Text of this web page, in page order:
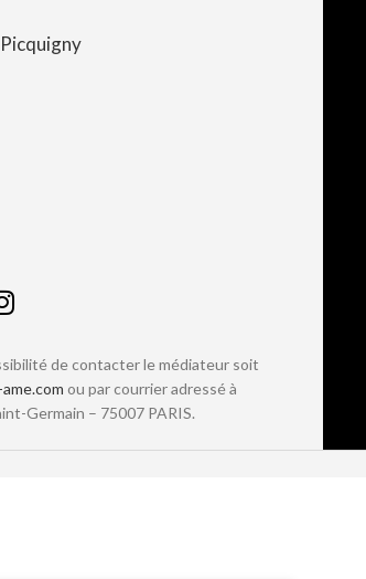
de contacter le médiateur soit
ou par courrier adressé à
Germain – 75007 PARIS.